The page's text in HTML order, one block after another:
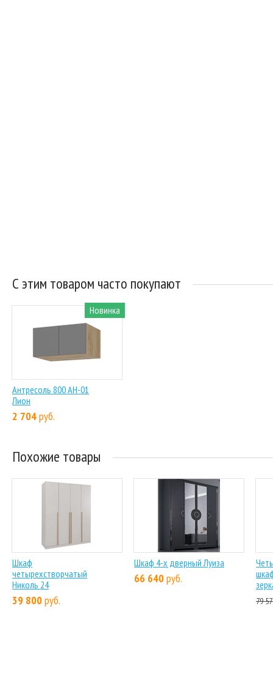
С этим товаром часто покупают
Новинка
Антресоль 800 АН-01
Лион
2 704руб.
Похожие товары
Шкаф
четырехстворчатый
Николь 24
39 800руб.
Шкаф 4-х дверный Луиза
66 640руб.
79